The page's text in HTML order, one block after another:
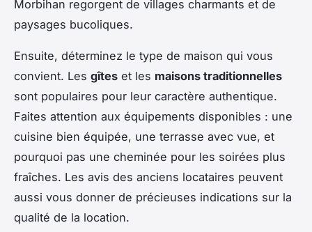
Morbihan regorgent de villages charmants et de
paysages bucoliques.
Ensuite, déterminez le type de maison qui vous
convient. Les gîtes et les maisons traditionnelles
sont populaires pour leur caractère authentique.
Faites attention aux équipements disponibles : une
cuisine bien équipée, une terrasse avec vue, et
pourquoi pas une cheminée pour les soirées plus
fraîches. Les avis des anciens locataires peuvent
aussi vous donner de précieuses indications sur la
qualité de la location.